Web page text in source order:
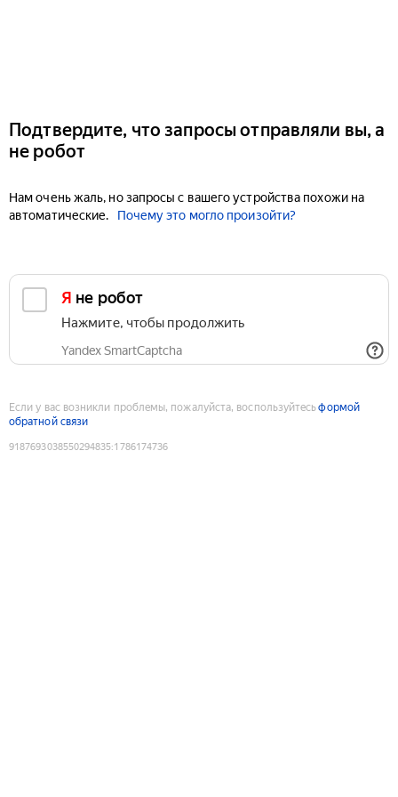
Подтвердите, что запросы отправляли вы, а
не робот
Нам очень жаль, но запросы с вашего устройства похожи на
автоматические.
Почему это могло произойти?
Я не робот
Нажмите, чтобы продолжить
Yandex SmartCaptcha
Если у вас возникли проблемы, пожалуйста, воспользуйтесьформой
обратной связи
9187693038550294835:1786174736